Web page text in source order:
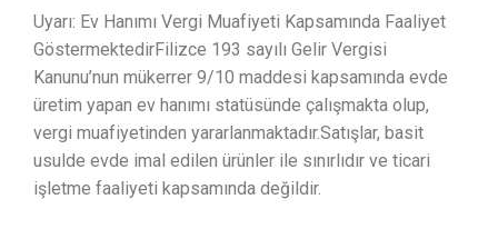
Uyarı: Ev Hanımı Vergi Muafiyeti Kapsamında Faaliyet
GöstermektedirFilizce 193 sayılı Gelir Vergisi
Kanunu’nun mükerrer 9/10 maddesi kapsamında evde
üretim yapan ev hanımı statüsünde çalışmakta olup,
vergi muafiyetinden yararlanmaktadır.Satışlar, basit
usulde evde imal edilen ürünler ile sınırlıdır ve ticari
işletme faaliyeti kapsamında değildir.